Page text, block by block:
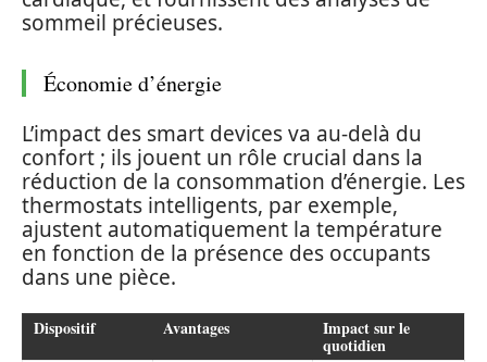
sommeil précieuses.
Économie d’énergie
L’impact des smart devices va au-delà du
confort ; ils jouent un rôle crucial dans la
réduction de la consommation d’énergie. Les
thermostats intelligents, par exemple,
ajustent automatiquement la température
en fonction de la présence des occupants
dans une pièce.
Dispositif Avantages Impact sur le
quotidien